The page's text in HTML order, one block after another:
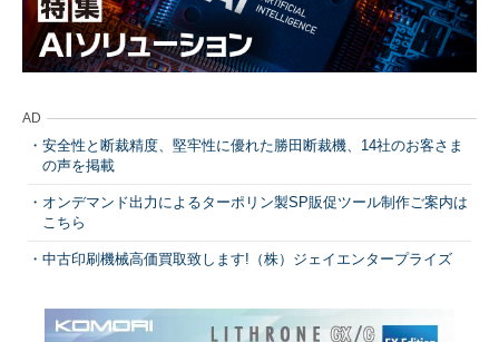
AD
安全性と断裁精度、堅牢性に優れた勝田断裁機、14社のお客さま
の声を掲載
オンデマンド出力によるターポリン製SP販促ツール制作ご案内は
こちら
中古印刷機械高価買取致します!（株）ジェイエンタープライズ